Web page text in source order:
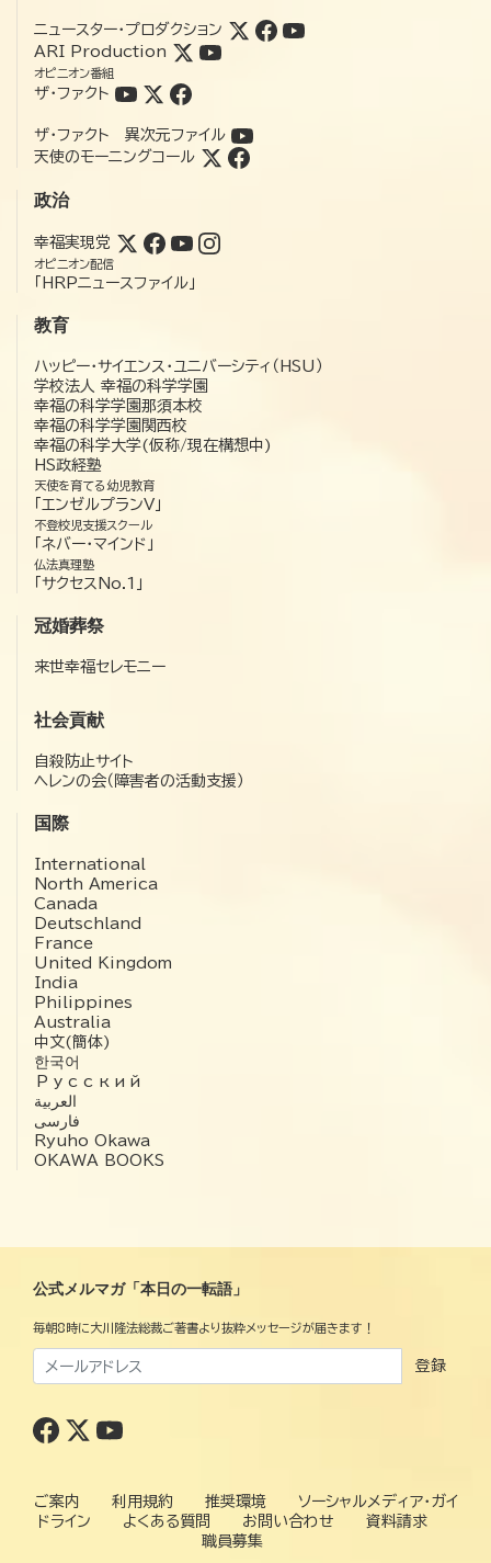
ニュースター・プロダクション
ARI Production
オピニオン番組
ザ・ファクト
ザ・ファクト 異次元ファイル
天使のモーニングコール
政治
幸福実現党
オピニオン配信
「HRPニュースファイル」
教育
ハッピー・サイエンス・ユニバーシティ（HSU）
学校法人 幸福の科学学園
幸福の科学学園那須本校
幸福の科学学園関西校
幸福の科学大学(仮称/現在構想中)
HS政経塾
天使を育てる幼児教育
「エンゼルプランV」
不登校児支援スクール
「ネバー・マインド」
仏法真理塾
「サクセスNo.1」
冠婚葬祭
来世幸福セレモニー
社会貢献
自殺防止サイト
ヘレンの会（障害者の活動支援）
国際
International
North America
Canada
Deutschland
France
United Kingdom
India
Philippines
Australia
中文(簡体)
한국어
Русский
العربية‏
فارسی
Ryuho Okawa
OKAWA BOOKS
公式メルマガ「本日の一転語」
毎朝8時に大川隆法総裁ご著書より抜粋メッセージが届きます！
登録
ご案内 利用規約 推奨環境
ソーシャルメディア・ガイ
ドライン
よくある質問 お問い合わせ
資料請求
職員募集